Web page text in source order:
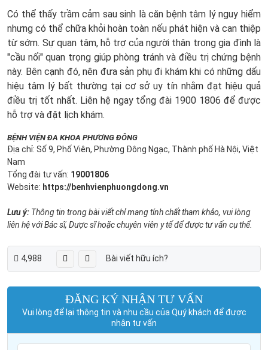
Có thể thấy trầm cảm sau sinh là căn bệnh tâm lý nguy hiểm
nhưng có thể chữa khỏi hoàn toàn nếu phát hiện và can thiệp
từ sớm. Sự quan tâm, hỗ trợ của người thân trong gia đình là
"cầu nối" quan trọng giúp phòng tránh và điều trị chứng bệnh
này. Bên cạnh đó, nên đưa sản phụ đi khám khi có những dấu
hiệu tâm lý bất thường tại cơ sở uy tín nhằm đạt hiệu quả
điều trị tốt nhất. Liên hệ ngay tổng đài 1900 1806 để được
hỗ trợ và đặt lịch khám.
BỆNH VIỆN ĐA KHOA PHƯƠNG ĐÔNG
Địa chỉ: Số 9, Phố Viên, Phường Đông Ngạc, Thành phố Hà Nội, Việt
Nam
Tổng đài tư vấn: 19001806
Website: https://benhvienphuongdong.vn
Lưu ý: Thông tin trong bài viết chỉ mang tính chất tham khảo, vui lòng
liên hệ với Bác sĩ, Dược sĩ hoặc chuyên viên y tế để được tư vấn cụ thể.
4,988 Bài viết hữu ích?
ĐĂNG KÝ NHẬN TƯ VẤN
Vui lòng để lại thông tin và nhu cầu của Quý khách để được
nhận tư vấn